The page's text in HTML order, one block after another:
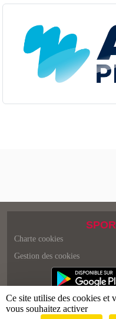
Charte cookies
Gestion des cookies
Ce site utilise des cookies et
vous souhaitez activer